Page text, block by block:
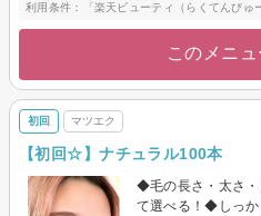
利用条件：「楽天ビューティ（らくてんびゅ
このメニ
初回 マツエク
【初回☆】ナチュラル100本
◆毛の長さ・太さ
て選べる！◆しっか